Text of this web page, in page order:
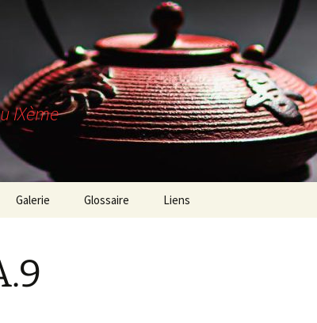
IXème
?
Galerie Glossaire Liens